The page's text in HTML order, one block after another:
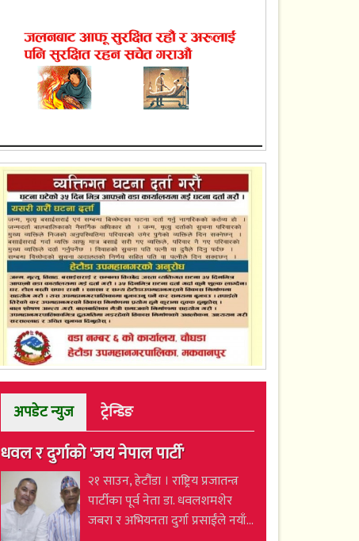
अपडेट न्युज ट्रेन्डिङ
धवल र दुर्गाको 'जय नेपाल पार्टी'
२१ साउन, हेटौंडा । राष्ट्रिय प्रजातन्त्र
पार्टीका पूर्व नेता डा. धवलशमशेर
जबरा र अभियनता दुर्गा प्रसाईंले नयाँ...